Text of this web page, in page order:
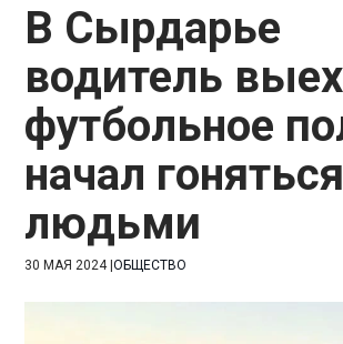
В Сырдарье
водитель
футбольное
начал
людьми
30 МАЯ 2024|ОБЩЕСТВО